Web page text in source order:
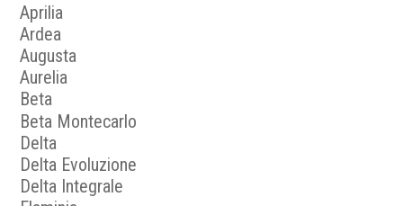
Aprilia
Ardea
Augusta
Aurelia
Beta
Beta Montecarlo
Delta
Delta Evoluzione
Delta Integrale